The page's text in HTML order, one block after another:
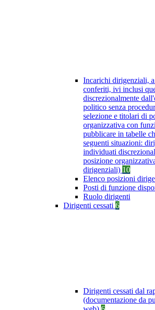
Incarichi dirigenziali,
conferiti, ivi inclusi
discrezionalmente
politico senza
selezione e titolari di
organizzativa con
pubblicare in tabelle
seguenti situazioni:
individuati
posizione
dirigenziali) 10
Elenco posizioni
Posti di funzione
Ruolo dirigenti
Dirigenti cessati 6
Dirigenti cessati dal
(documentazione da